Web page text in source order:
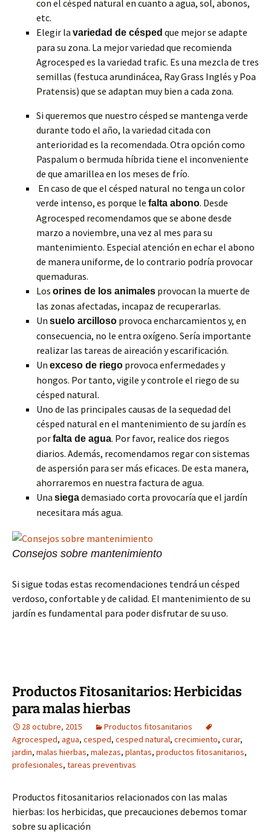
con el césped natural en cuanto a agua, sol, abonos,
etc.
Elegir la variedad de césped que mejor se adapte
para su zona. La mejor variedad que recomienda
Agrocesped es la variedad trafic. Es una mezcla de tres
semillas (festuca arundinácea, Ray Grass Inglés y Poa
Pratensis) que se adaptan muy bien a cada zona.
Si queremos que nuestro césped se mantenga verde
durante todo el año, la variedad citada con
anterioridad es la recomendada. Otra opción como
Paspalum o bermuda híbrida tiene el inconveniente
de que amarillea en los meses de frío.
En caso de que el césped natural no tenga un color
verde intenso, es porque le falta abono. Desde
Agrocesped recomendamos que se abone desde
marzo a noviembre, una vez al mes para su
mantenimiento. Especial atención en echar el abono
de manera uniforme, de lo contrario podría provocar
quemaduras.
Los orines de los animales provocan la muerte de
las zonas afectadas, incapaz de recuperarlas.
Un suelo arcilloso provoca encharcamientos y, en
consecuencia, no le entra oxígeno. Sería importante
realizar las tareas de aireación y escarificación.
Un exceso de riego provoca enfermedades y
hongos. Por tanto, vigile y controle el riego de su
césped natural.
Uno de las principales causas de la sequedad del
césped natural en el mantenimiento de su jardín es
porfalta de agua. Por favor, realice dos riegos
diarios. Además, recomendamos regar con sistemas
de aspersión para ser más eficaces. De esta manera,
ahorraremos en nuestra factura de agua.
Una siegademasiado corta provocaría que el jardín
necesitara más agua.
Consejos sobre mantenimiento
Si sigue todas estas recomendaciones tendrá un césped
verdoso, confortable y de calidad. El mantenimiento de su
jardín es fundamental para poder disfrutar de su uso.
Productos Fitosanitarios: Herbicidas
para malas hierbas
28 octubre, 2015
Productos fitosanitarios
Agrocesped, agua, cesped, cesped natural, crecimiento, curar,
jardin, malas hierbas, malezas, plantas, productos fitosanitarios,
profesionales, tareas preventivas
Productos fitosanitarios relacionados con las malas
hierbas: los herbicidas, que precauciones debemos tomar
sobre su aplicación